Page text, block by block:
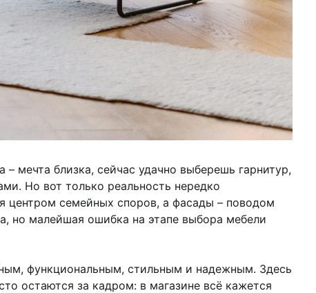
мечта близка, сейчас удачно выберешь гарнитур,
Но вот только реальность нередко
центром семейных споров, а фасады – поводом
но малейшая ошибка на этапе выбора мебели
функциональным, стильным и надежным. Здесь
остаются за кадром: в магазине всё кажется